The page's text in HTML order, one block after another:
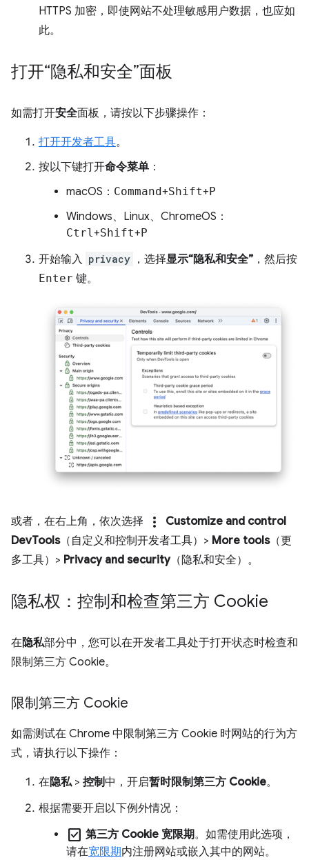
HTTPS 加密，即使网站不处理敏感用户数据，也应如
此。
打开“隐私和安全”面板
如需打开安全面板，请按以下步骤操作：
打开开发者工具。
按以下键打开命令菜单 ：
macOS： Command+Shift+P
Windows、Linux、ChromeOS：
Ctrl+Shift+P
开始输入 privacy ，选择显示“隐私和安全” ，然后按
Enter 键。
或者，在右上角，依次选择 more_vert
Customize and control
DevTools（自定义和控制开发者工具）> More tools（更
多工具）> Privacy and security（隐私和安全）。
隐私权：控制和检查第三方 Cookie
在隐私部分中，您可以在开发者工具处于打开状态时检查和
限制第三方 Cookie。
限制第三方 Cookie
如需测试在 Chrome 中限制第三方 Cookie 时网站的行为方
式，请执行以下操作：
在隐私> 控制中，开启暂时限制第三方 Cookie。
根据需要开启以下例外情况：
check_box 第三方 Cookie 宽限期。如需使用此选项，
请在宽限期内注册网站或嵌入其中的网站。